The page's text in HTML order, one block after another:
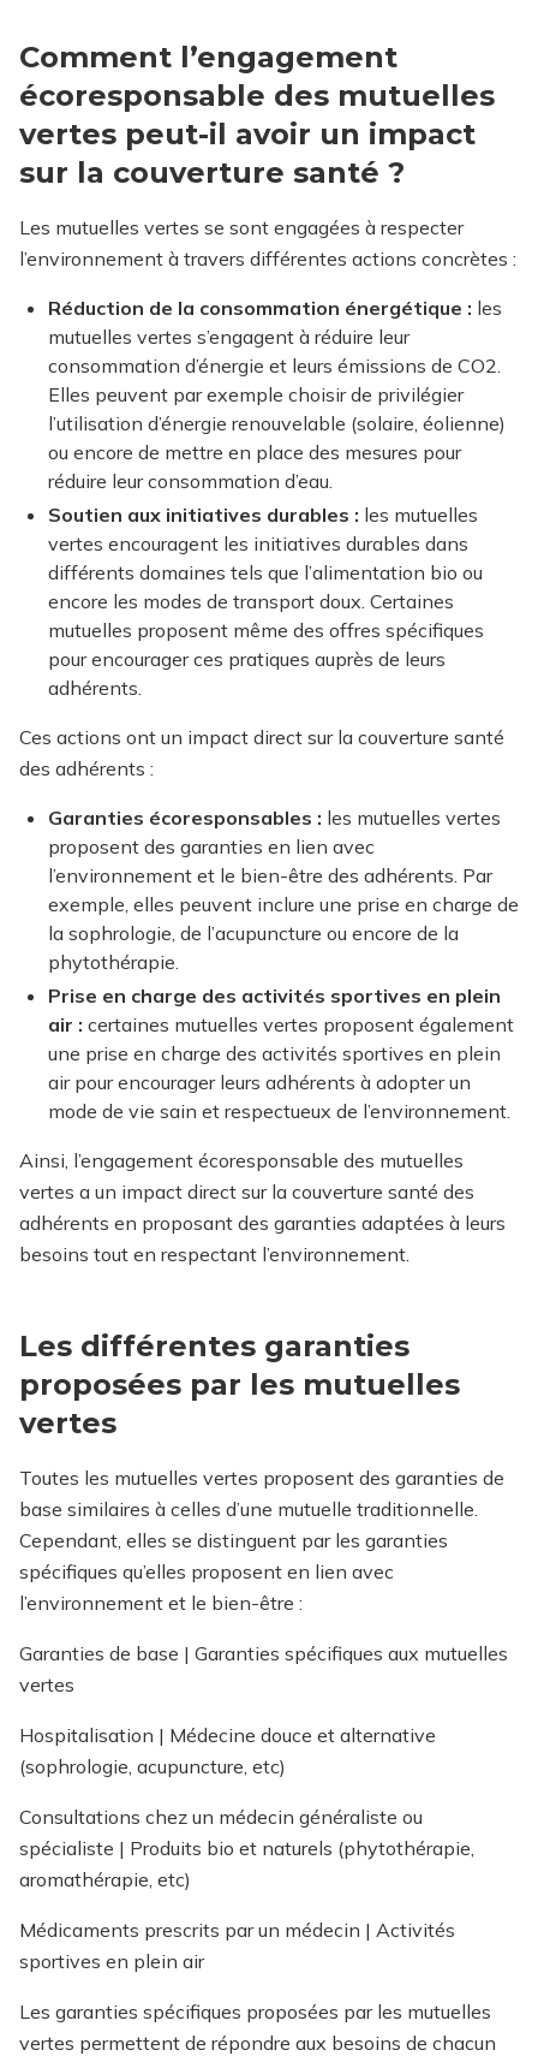
Comment l’engagement
écoresponsable des mutuelles
vertes peut-il avoir un impact
sur la couverture santé ?
Les mutuelles vertes se sont engagées à respecter
l’environnement à travers différentes actions concrètes :
Réduction de la consommation énergétique : les
mutuelles vertes s’engagent à réduire leur
consommation d’énergie et leurs émissions de CO2.
Elles peuvent par exemple choisir de privilégier
l’utilisation d’énergie renouvelable (solaire, éolienne)
ou encore de mettre en place des mesures pour
réduire leur consommation d’eau.
Soutien aux initiatives durables : les mutuelles
vertes encouragent les initiatives durables dans
différents domaines tels que l’alimentation bio ou
encore les modes de transport doux. Certaines
mutuelles proposent même des offres spécifiques
pour encourager ces pratiques auprès de leurs
adhérents.
Ces actions ont un impact direct sur la couverture santé
des adhérents :
Garanties écoresponsables : les mutuelles vertes
proposent des garanties en lien avec
l’environnement et le bien-être des adhérents. Par
exemple, elles peuvent inclure une prise en charge de
la sophrologie, de l’acupuncture ou encore de la
phytothérapie.
Prise en charge des activités sportives en plein
air : certaines mutuelles vertes proposent également
une prise en charge des activités sportives en plein
air pour encourager leurs adhérents à adopter un
mode de vie sain et respectueux de l’environnement.
Ainsi, l’engagement écoresponsable des mutuelles
vertes a un impact direct sur la couverture santé des
adhérents en proposant des garanties adaptées à leurs
besoins tout en respectant l’environnement.
Les différentes garanties
proposées par les mutuelles
vertes
Toutes les mutuelles vertes proposent des garanties de
base similaires à celles d’une mutuelle traditionnelle.
Cependant, elles se distinguent par les garanties
spécifiques qu’elles proposent en lien avec
l’environnement et le bien-être :
Garanties de base | Garanties spécifiques aux mutuelles
vertes
Hospitalisation | Médecine douce et alternative
(sophrologie, acupuncture, etc)
Consultations chez un médecin généraliste ou
spécialiste | Produits bio et naturels (phytothérapie,
aromathérapie, etc)
Médicaments prescrits par un médecin | Activités
sportives en plein air
Les garanties spécifiques proposées par les mutuelles
vertes permettent de répondre aux besoins de chacun